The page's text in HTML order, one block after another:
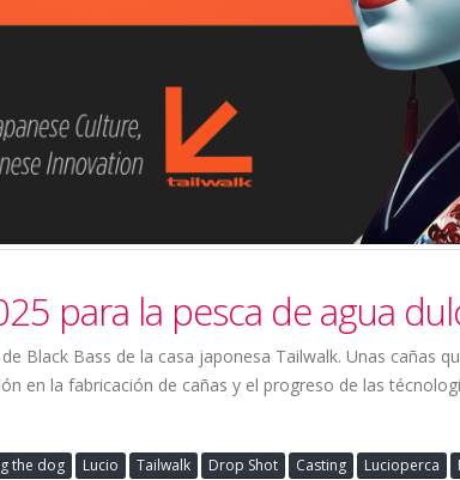
para la pesca de agua
Black Bass de la casa japonesa Tailwalk. Unas cañas
en la fabricación de cañas y el progreso de las
the dog Lucio Tailwalk Drop Shot Casting Lucioperca